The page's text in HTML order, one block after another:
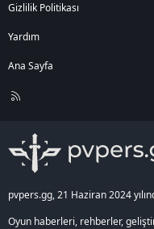
Gizlilik Politikası
Yardım
Ana Sayfa
R
pvpers.gg, 21 Haziran 2024
Oyun haberleri, rehberler,